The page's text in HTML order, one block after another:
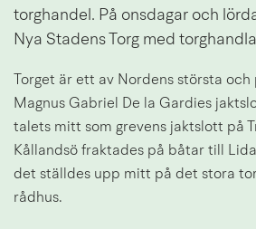
torghandel. På onsdagar och
Nya Stadens Torg med
Torget är ett av Nordens största
Magnus Gabriel De la Gardies
talets mitt som grevens jaktslott på
Kållandsö fraktades på båtar till
det ställdes upp mitt på det stora
rådhus.